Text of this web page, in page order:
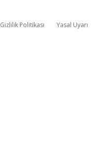
Gizlilik Politikası Yasal Uyarı